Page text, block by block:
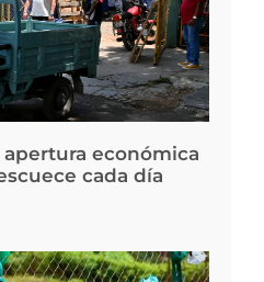
económica
cada día